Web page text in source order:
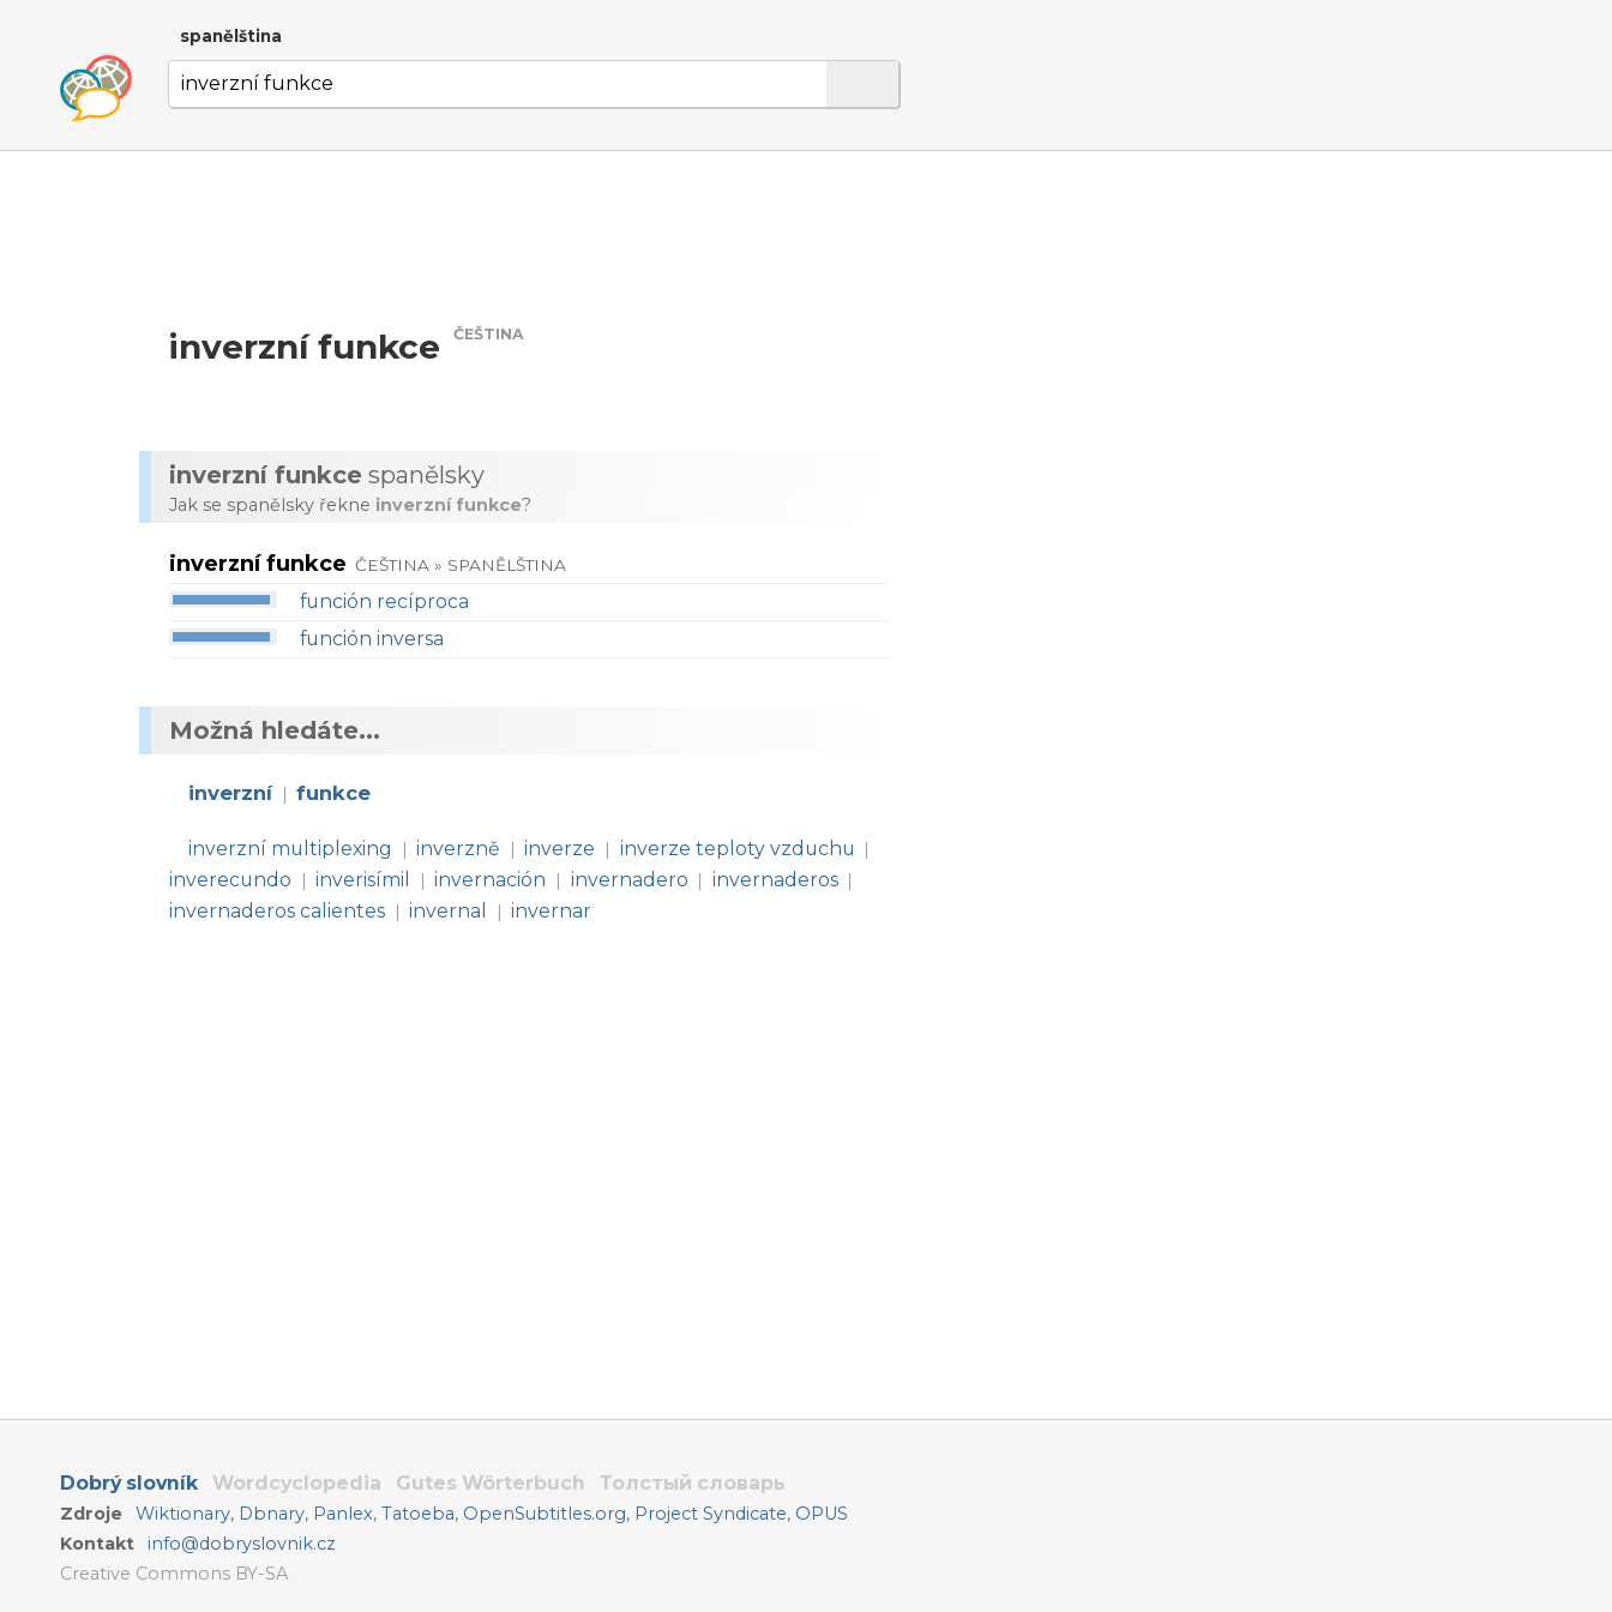
spanělština
inverzní funkce ČEŠTINA
inverzní funkce spanělsky
Jak se spanělsky řekne inverzní funkce?
inverzní funkce ČEŠTINA » SPANĚLŠTINA
función recíproca
función inversa
Možná hledáte...
inverzní | funkce
inverzní multiplexing | inverzně | inverze | inverze teploty vzduchu |
inverecundo | inverisímil | invernación | invernadero | invernaderos |
invernaderos calientes | invernal | invernar
Dobrý slovník Wordcyclopedia Gutes Wörterbuch Толстый словарь
Zdroje Wiktionary, Dbnary, Panlex,Tatoeba, OpenSubtitles.org, Project Syndicate, OPUS
Kontakt
info@dobryslovnik.cz
Creative Commons BY-SA